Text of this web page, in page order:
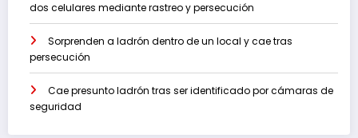
dos celulares mediante rastreo y persecución
Sorprenden a ladrón dentro de un local y cae tras
persecución
Cae presunto ladrón tras ser identificado por cámaras de
seguridad